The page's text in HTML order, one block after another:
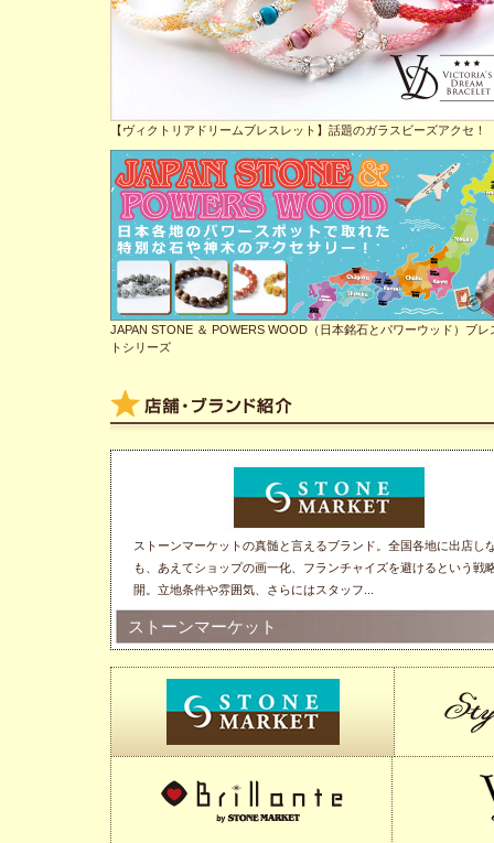
【ヴィクトリアドリームブレスレット】話題のガラスビーズアクセ！
JAPAN STONE ＆ POWERS WOOD（日本銘石とパワーウッド）ブレ
トシリーズ
ストーンマーケット
ストーンマーケットの真髄と言えるブランド。全国各地に出店し
も、あえてショップの画一化、フランチャイズを避けるという戦
開。立地条件や雰囲気、さらにはスタッフ...
スタイリッシュ・ストーン
お届けするのは、ハイクオリティな素材と上品なデザインにこだ
ラインナップ。ショップはエレガンスな雰囲気に包まれており、
りとアイテムを選べます。「ワンランク上の上質コ...
ジョイール・デ・ビジョウ
フランス語で「アクセサリーを楽しむ」というネーミング＆コン
を持つキュートなショップ。店名のとおり、プチプライスで気軽
めるアイテム満載でお届けしています。また通常のス...
ブリランテ ＜アクセサリー＞
ブランドコンセプトは「ようこそ、キラ★カワの降る世界へ。フ
ョン感度の高い女性をターゲットに、キラキラ素材と天然石を組
せた、日常を華やかにするアクセサリーを集め...
ヴィクトリアドリームブレスレット
品質の高さやファッション性から、ロサンゼルスで大人気の日本
ラスビーズ。色とりどりのビーズと天然石を一緒に編み上げたキ
なブレスレットは、デザインのバリエーションも...
ブラックレーベル
ストーンマーケットの全てを集結させてスタート。世界中の独自
から集めた最高級クオリティの石を、ゴールド＆シルバーで展開
プルかつセクシー、またラグジュアリーなデザイン...
スールチェリ
お好きな言葉や素材・誕生石を選んでオーダーメイドができるア
リー。フランス語で"ひとつだけ"という意味の「SEUL」と"心か
る人"を表す「CHERI」を組み合わせたスールチェリ。
タイジロウ
アメリカ・アリゾナ滞在中に天然石に出会い、その魅力を広める
ストーンマーケットは始まりました。これまでのヒストリーを振
り、ストーンマーケットの原点である...
セントリリアン
「ST.RILLIAN(セントリリアン)」とは、地球の神秘の力を秘めた
ーン/ST』と幾億年もの時を示す『兆/Trillion』 を組み合わせた造
れぞれのアイテムの中にはキラキラと輝く...
ハッピーパワーストーン
石の生産国を訪れるにつけ、発展途上国の激しい環境や暮らしに
づきの機会を与えられました。そこでストーンマーケットは、石
付けによって発生する収益をより多く生産者に還...